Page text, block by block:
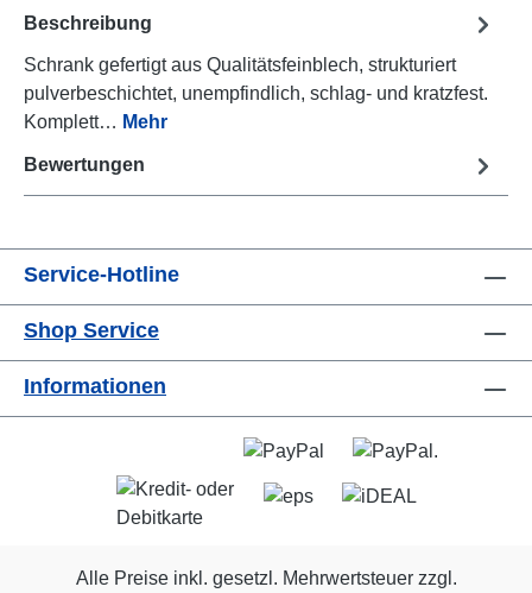
Beschreibung
Schrank gefertigt aus Qualitätsfeinblech, strukturiert
pulverbeschichtet, unempfindlich, schlag- und kratzfest.
Komplett… Mehr
Bewertungen
Service-Hotline
Shop Service
Informationen
Alle Preise inkl. gesetzl. Mehrwertsteuer zzgl.